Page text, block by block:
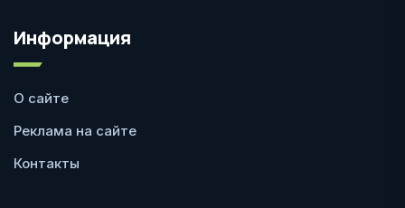
Информация
О сайте
Реклама на сайте
Контакты